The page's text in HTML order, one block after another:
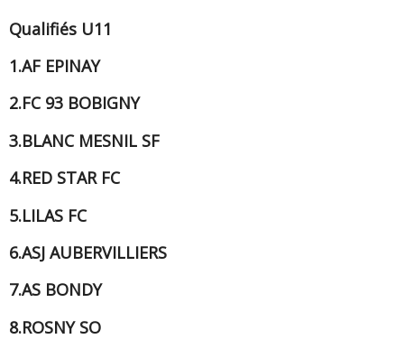
Qualifiés U11
1.AF EPINAY
2.FC 93 BOBIGNY
3.BLANC MESNIL SF
4.RED STAR FC
5.LILAS FC
6.ASJ AUBERVILLIERS
7.AS BONDY
8.ROSNY SO